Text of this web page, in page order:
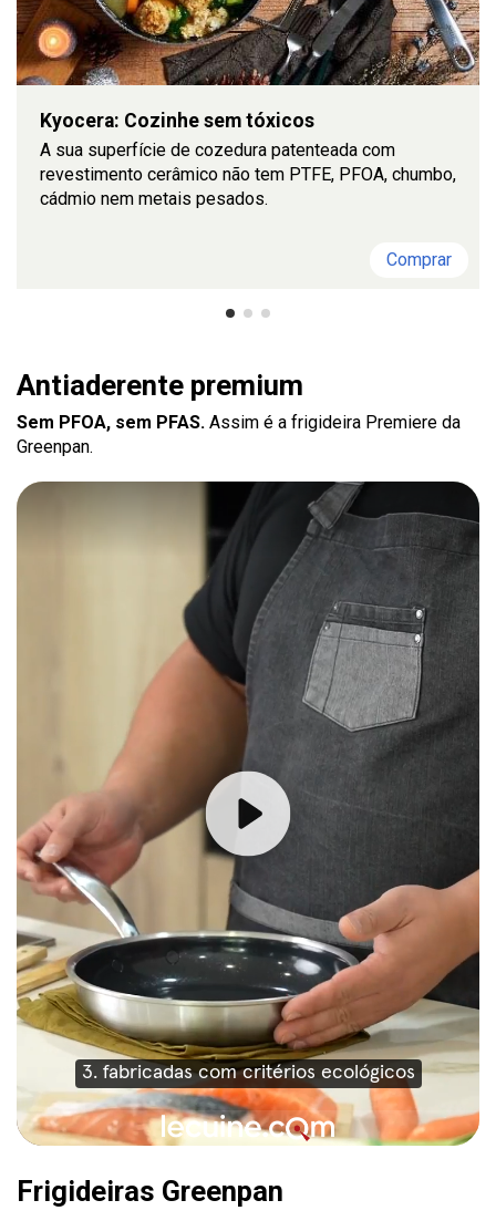
Kyocera: Cozinhe sem tóxicos
A sua superfície de cozedura patenteada com
revestimento cerâmico não tem PTFE, PFOA, chumbo,
cádmio nem metais pesados.
Comprar
Antiaderente premium
Sem PFOA, sem PFAS. Assim é a frigideira Premiere da
Greenpan.
Frigideiras Greenpan